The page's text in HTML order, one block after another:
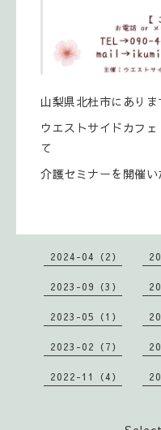
山梨県北杜市にありま
ウエストサイドカフ
て
介護セミナーを開催い
2024-04（2）
2023-09（3）
2023-05（1）
2023-02（7）
2022-11（4）